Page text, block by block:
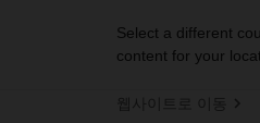
Select a different
content for your
웹사이트로 이동